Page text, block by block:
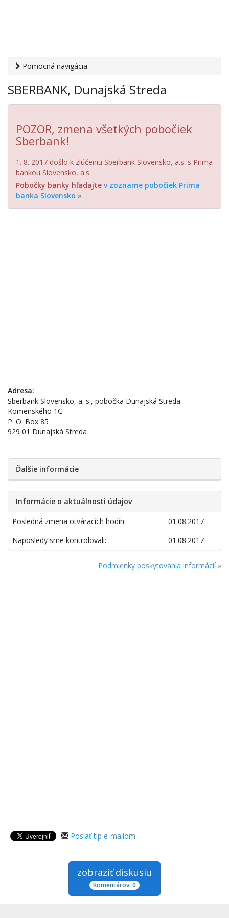
Pomocná navigácia
SBERBANK, Dunajská Streda
SBERBANK, Dunajská Streda
POZOR, zmena všetkých pobočiek
Sberbank!
1. 8. 2017 došlo k zlúčeniu Sberbank Slovensko, a.s. s Prima
bankou Slovensko, a.s.
Pobočky banky hľadajte v zozname pobočiek Prima
banka Slovensko »
Adresa:
Sberbank Slovensko, a. s., pobočka Dunajská Streda
Komenského 1G
P. O. Box 85
929 01 Dunajská Streda
Ďalšie informácie
Informácie o aktuálnosti údajov
Posledná zmena otváracích hodín:
01.08.2017
Naposledy sme kontrolovali:
01.08.2017
Podmienky poskytovania informácií »
Poslať tip e-mailom
zobraziť diskusiu
Komentárov: 0